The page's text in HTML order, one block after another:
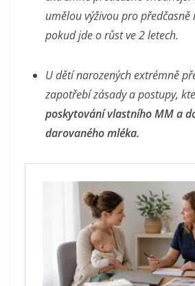
umělou výživou pro předčasně
pokud jde o růst ve 2 letech.
U dětí narozených extrémně
zapotřebí zásady a postupy,
poskytování vlastního MM a
darovaného mléka.